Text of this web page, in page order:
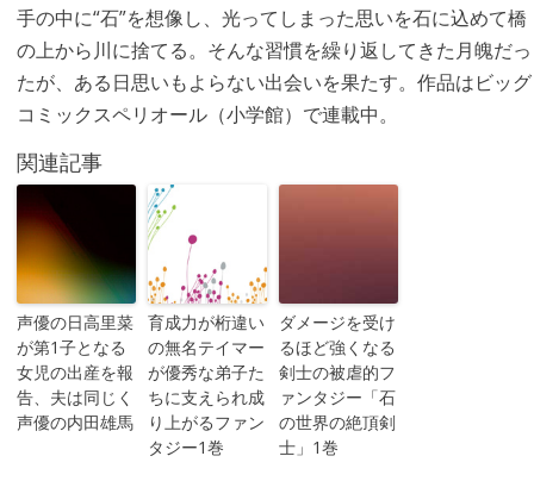
手の中に“石”を想像し、光ってしまった思いを石に込めて橋
の上から川に捨てる。そんな習慣を繰り返してきた月魄だっ
たが、ある日思いもよらない出会いを果たす。作品はビッグ
コミックスペリオール（小学館）で連載中。
関連記事
声優の日高里菜
が第1子となる
女児の出産を報
告、夫は同じく
声優の内田雄馬
育成力が桁違い
の無名テイマー
が優秀な弟子た
ちに支えられ成
り上がるファン
タジー1巻
ダメージを受け
るほど強くなる
剣士の被虐的フ
ァンタジー「石
の世界の絶頂剣
士」1巻